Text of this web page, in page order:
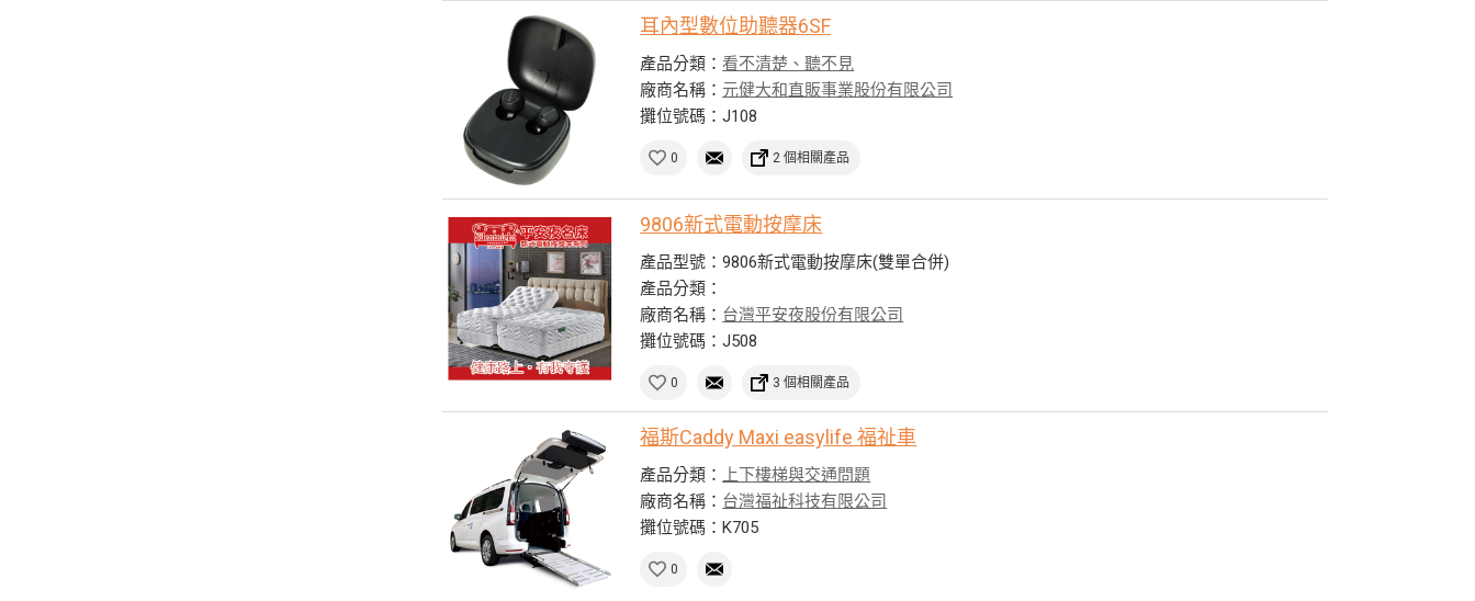
耳內型數位助聽器6SF
產品分類：看不清楚、聽不見
廠商名稱： 元健大和直販事業股份有限公司
攤位號碼：J108
0 2 個相關產品
9806新式電動按摩床
產品型號：9806新式電動按摩床(雙單合併)
產品分類：
廠商名稱： 台灣平安夜股份有限公司
攤位號碼：J508
0 3 個相關產品
福斯Caddy Maxi easylife 福祉車
產品分類：
上下樓梯與交通問題
廠商名稱： 台灣福祉科技有限公司
攤位號碼：K705
0